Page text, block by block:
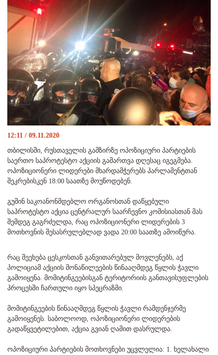
12:11 / 09.11.2020
თბილისში, რუსთაველის გამზირზე ოპოზიციური პარტიების
საერთო საპროტესტო აქციის გამართვა დღესაც იგეგმება.
ოპოზიციონერი ლიდერები მხარდამჭერებს პარლამენტთან
შეკრებისკენ 18:00 საათზე მოუწოდებენ.
გუშინ საკოანონმდებლო ორგანოსთან დაწყებული
საპროტესტო აქცია ცენტრალურ საარჩევნო კომისიასთან მას
შემდეგ გაგრძელდა, რაც ოპოზიციონერი ლიდერების 3
მოთხოვნის შესასრულებლად ვადა 20:00 საათზე ამოიწურა.
რაც შეეხება ცესკოსთან განვითარებულ მოვლენებს, აქ
პოლიციამ აქციის მონაწილეების წინააღმდეგ წყლის ჭავლი
გამოიყენა. მომიტინგეებისგან ტერიტორიის განთავისუფლების
პროცესში ჩართული იყო სპეცრაზმი.
მომიტინგეების წინააღმდეგ წყლის ჭავლი რამდენჯერმე
გამოიყენეს. საბოლოოდ, ოპოზიციონერი ლიდერების
გადაწყვეტილებით, აქცია გვიან ღამით დასრულდა.
ოპოზიციური პარტიების მოთხოვნები უცვლელია: 1. ხელახალი